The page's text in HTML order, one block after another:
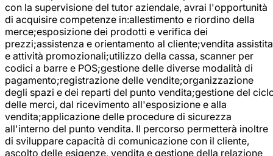
con la supervisione del tutor aziendale, avrai l'opportunità
di acquisire competenze in:allestimento e riordino della
merce;esposizione dei prodotti e verifica dei
prezzi;assistenza e orientamento al cliente;vendita assistita
e attività promozionali;utilizzo della cassa, scanner per
codici a barre e POS;gestione delle diverse modalità di
pagamento;registrazione delle vendite;organizzazione
degli spazi e dei reparti del punto vendita;gestione del
delle merci, dal ricevimento all'esposizione e alla
vendita;applicazione delle procedure di sicurezza
all'interno del punto vendita. Il percorso permetterà inoltre
di sviluppare capacità di comunicazione con il cliente,
ascolto delle esigenze, vendita e gestione della relazione